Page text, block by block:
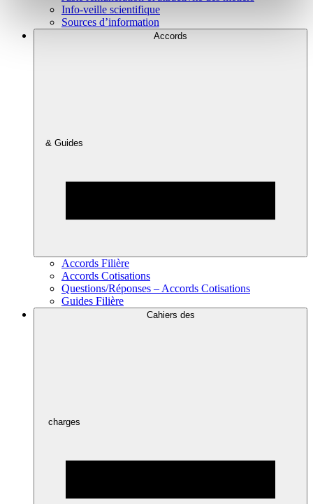
Info-veille scientifique
Sources d’information
Accords
& Guides
Accords Filière
Accords Cotisations
Questions/Réponses – Accords Cotisations
Guides Filière
Cahiers des
charges